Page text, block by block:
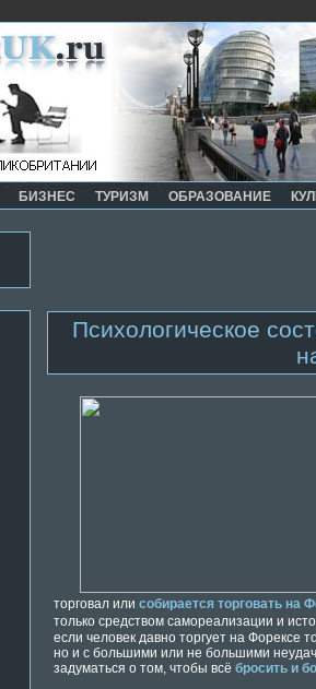
БИЗНЕС ТУРИЗМ ОБРАЗОВАНИЕ
Психологическое
торговал или собирается торговать на
только средством самореализации и
если человек давно торгует на Форексе
но и с большими или не большими
задуматься о том, чтобы всё бросить и